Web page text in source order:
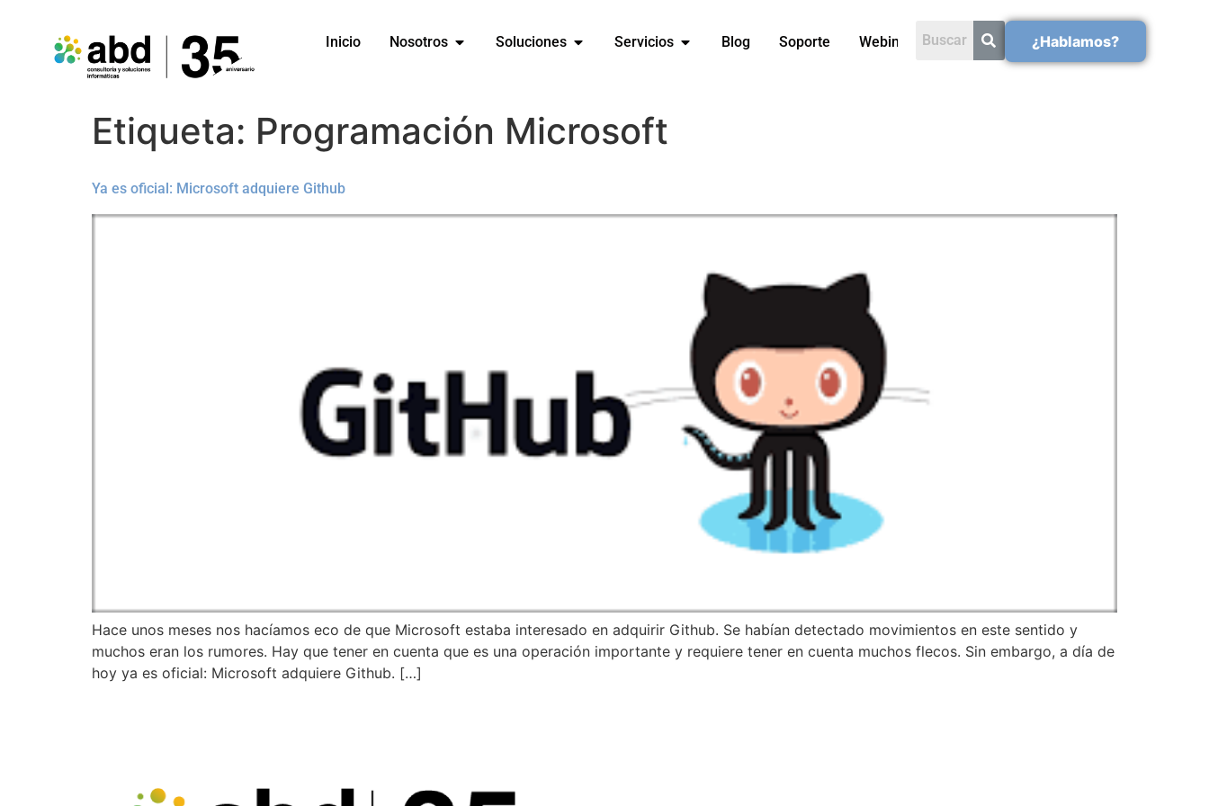
Inicio Nosotros Soluciones Servicios Blog Soporte Webinars ¿Hablamos?
Etiqueta: Programación Microsoft
Ya es oficial: Microsoft adquiere Github
Hace unos meses nos hacíamos eco de que Microsoft estaba interesado en adquirir Github. Se habían detectado movimientos en este sentido y
muchos eran los rumores. Hay que tener en cuenta que es una operación importante y requiere tener en cuenta muchos flecos. Sin embargo, a día de
hoy ya es oficial: Microsoft adquiere Github. […]